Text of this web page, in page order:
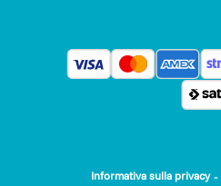
Informativa sulla privacy -